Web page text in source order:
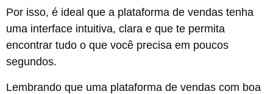
Por isso, é ideal que a plataforma de vendas tenha
uma interface intuitiva, clara e que te permita
encontrar tudo o que você precisa em poucos
segundos.
Lembrando que uma plataforma de vendas com boa